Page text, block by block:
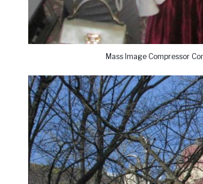
Mass Image Compressor